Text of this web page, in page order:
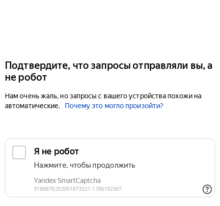
Подтвердите, что запросы отправляли вы, а
не робот
Нам очень жаль, но запросы с вашего устройства похожи на
автоматические.
Почему это могло произойти?